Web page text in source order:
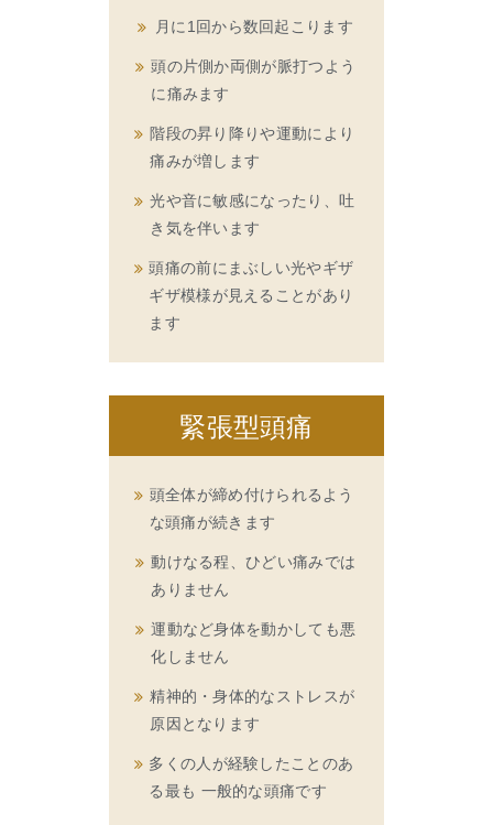
月に1回から数回起こります
頭の片側か両側が脈打つよう
に痛みます
階段の昇り降りや運動により
痛みが増します
光や音に敏感になったり、吐
き気を伴います
頭痛の前にまぶしい光やギザ
ギザ模様が見えることがあり
ます
緊張型頭痛
頭全体が締め付けられるよう
な頭痛が続きます
動けなる程、ひどい痛みでは
ありません
運動など身体を動かしても悪
化しません
精神的・身体的なストレスが
原因となります
多くの人が経験したことのあ
る最も 一般的な頭痛です